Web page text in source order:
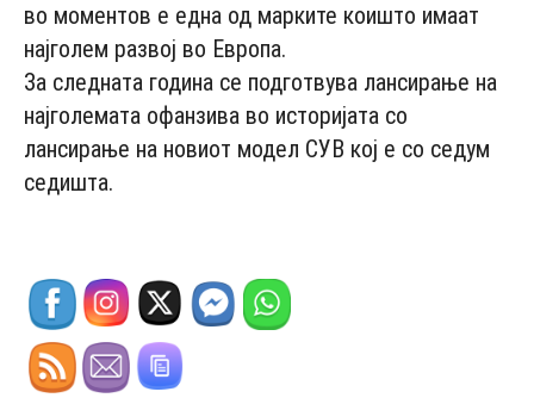
во моментов е една од марките коишто имаат
најголем развој во Европа.
За следната година се подготвува лансирање на
најголемата офанзива во историјата со
лансирање на новиот модел СУВ кој е со седум
седишта.